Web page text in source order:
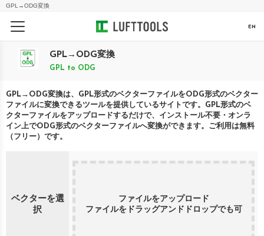
GPL →ODG変換
EN
GPL → ODG変換
GPL to ODG
GPL→ ODG変換は、 GPL形式のベクターファイルをODG形式のベクター
ファイルに変換できるツールを提供しているサイトです。 GPL形式のベ
クターファイルをアップロードするだけで、インストール不要・オンラ
イン上でODG形式のベクターファイルへ変換ができます。ご利用は無料
（フリー）です。
ベクターを選
択
ファイルをアップロード
ファイルをドラッグアンドドロップでも可